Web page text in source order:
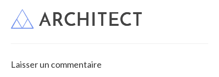
Laisser un commentaire